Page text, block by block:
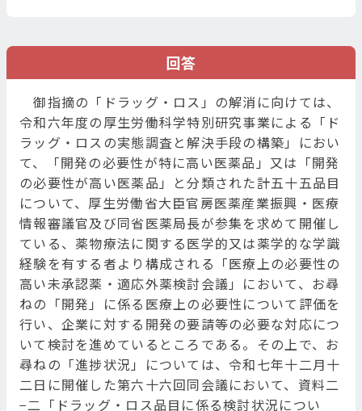
回答
御指摘の「ドラッグ・ロス」の解消に向けては、
令和六年度の厚生労働科学特別研究事業による「ド
ラッグ・ロスの実態調査と解決手段の構築」におい
て、「開発の必要性が特に高い医薬品」又は「開発
の必要性が高い医薬品」と分類された計五十五品目
について、厚生労働省大臣官房医薬産業振興・医療
情報審議官及び同省医薬局長が参集を求めて開催し
ている、薬物療法に関する医学的又は薬学的な学識
経験を有する者より構成される「医療上の必要性の
高い未承認薬・適応外薬検討会議」において、お尋
ねの「開発」に係る医療上の必要性について評価を
行い、企業に対する開発の要請等の必要な対応につ
いて検討を進めているところである。その上で、お
尋ねの「進捗状況」については、令和七年十二月十
二日に開催した第六十六回同会議において、資料二
−二「ドラッグ・ロス品目に係る検討状況につい